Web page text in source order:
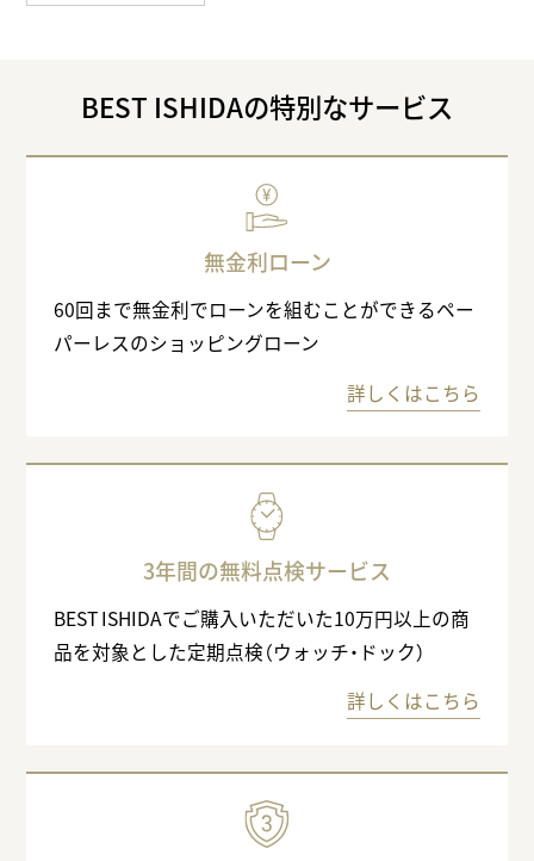
BEST ISHIDAの特別なサービス
無金利ローン
60回まで無金利でローンを組むことができるペー
パーレスのショッピングローン
詳しくはこちら
3年間の無料点検サービス
BEST ISHIDAでご購入いただいた10万円以上の商
品を対象とした定期点検（ウォッチ・ドック）
詳しくはこちら